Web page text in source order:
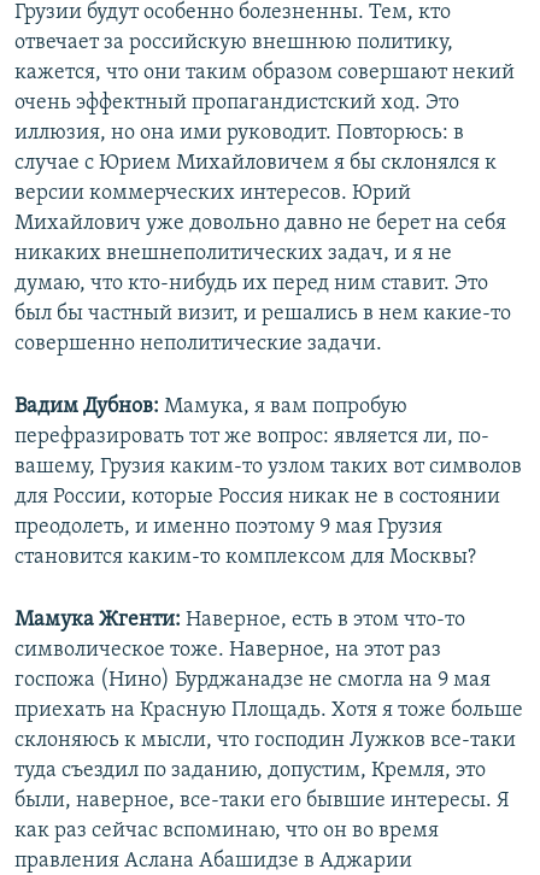
Грузии будут особенно болезненны. Тем, кто
отвечает за российскую внешнюю политику,
кажется, что они таким образом совершают некий
очень эффектный пропагандистский ход. Это
иллюзия, но она ими руководит. Повторюсь: в
случае с Юрием Михайловичем я бы склонялся к
версии коммерческих интересов. Юрий
Михайлович уже довольно давно не берет на себя
никаких внешнеполитических задач, и я не
думаю, что кто-нибудь их перед ним ставит. Это
был бы частный визит, и решались в нем какие-то
совершенно неполитические задачи.
Вадим Дубнов: Мамука, я вам попробую
перефразировать тот же вопрос: является ли, по-
вашему, Грузия каким-то узлом таких вот символов
для России, которые Россия никак не в состоянии
преодолеть, и именно поэтому 9 мая Грузия
становится каким-то комплексом для Москвы?
Мамука Жгенти: Наверное, есть в этом что-то
символическое тоже. Наверное, на этот раз
госпожа (Нино) Бурджанадзе не смогла на 9 мая
приехать на Красную Площадь. Хотя я тоже больше
склоняюсь к мысли, что господин Лужков все-таки
туда съездил по заданию, допустим, Кремля, это
были, наверное, все-таки его бывшие интересы. Я
как раз сейчас вспоминаю, что он во время
правления Аслана Абашидзе в Аджарии